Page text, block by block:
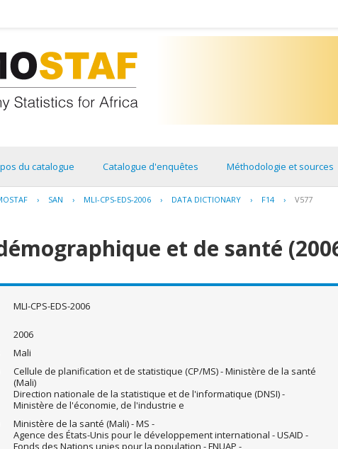
du catalogue Catalogue d'enquêtes Méthodologie et sources
› SAN › MLI-CPS-EDS-2006 › DATA DICTIONARY › F14 › V577
et de santé
MLI-CPS-EDS-2006
2006
Mali
Cellule de planification et de statistique (CP/MS) - Ministère de la santé
(Mali)
Direction nationale de la statistique et de l'informatique (DNSI) -
Ministère de l'économie, de l'industrie e
Ministère de la santé (Mali) - MS -
Agence des États-Unis pour le développement international - USAID -
Fonds des Nations unies pour la population - FNUAP -